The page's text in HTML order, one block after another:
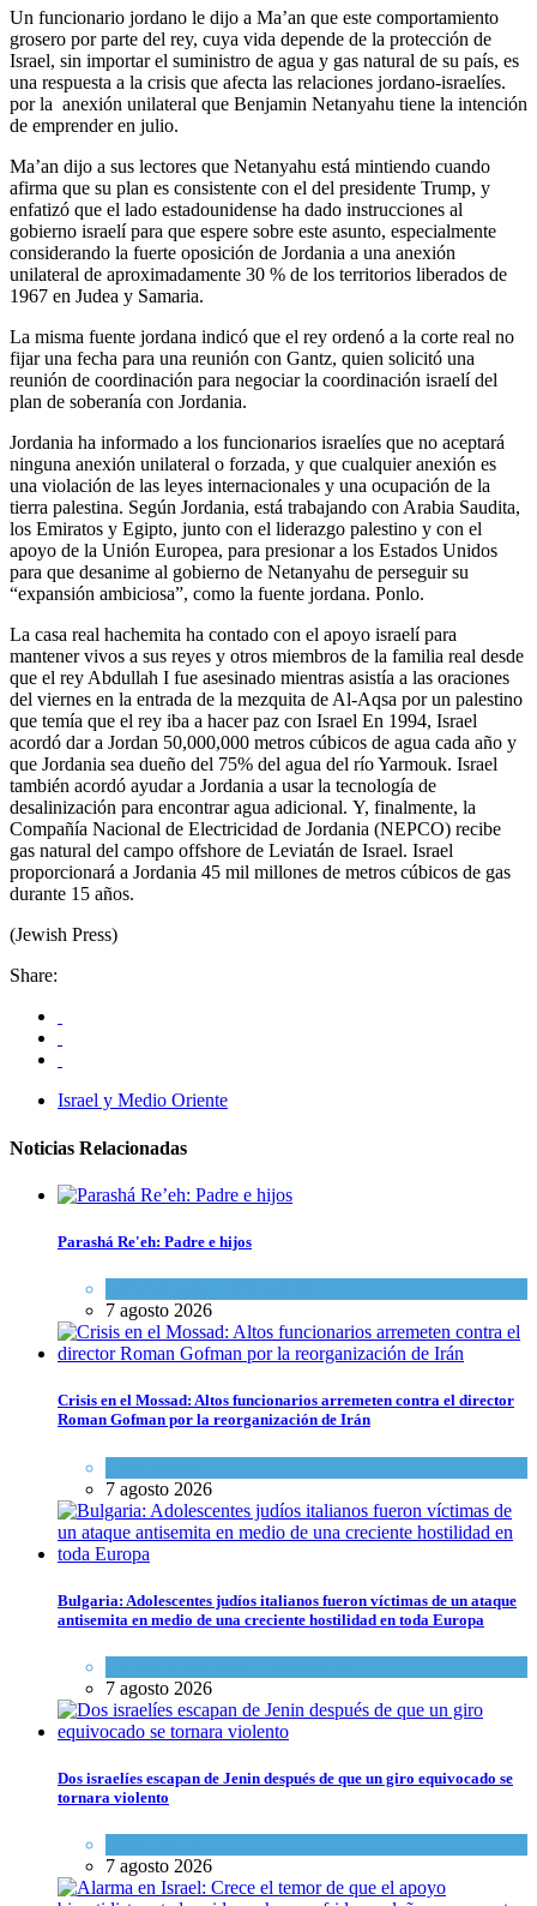
Un funcionario jordano le dijo a Ma’an que este comportamiento
grosero por parte del rey, cuya vida depende de la protección de
Israel, sin importar el suministro de agua y gas natural de su país, es
una respuesta a la crisis que afecta las relaciones jordano-israelíes.
por la anexión unilateral que Benjamin Netanyahu tiene la intención
de emprender en julio.
Ma’an dijo a sus lectores que Netanyahu está mintiendo cuando
afirma que su plan es consistente con el del presidente Trump, y
enfatizó que el lado estadounidense ha dado instrucciones al
gobierno israelí para que espere sobre este asunto, especialmente
considerando la fuerte oposición de Jordania a una anexión
unilateral de aproximadamente 30 % de los territorios liberados de
1967 en Judea y Samaria.
La misma fuente jordana indicó que el rey ordenó a la corte real no
fijar una fecha para una reunión con Gantz, quien solicitó una
reunión de coordinación para negociar la coordinación israelí del
plan de soberanía con Jordania.
Jordania ha informado a los funcionarios israelíes que no aceptará
ninguna anexión unilateral o forzada, y que cualquier anexión es
una violación de las leyes internacionales y una ocupación de la
tierra palestina. Según Jordania, está trabajando con Arabia Saudita,
los Emiratos y Egipto, junto con el liderazgo palestino y con el
apoyo de la Unión Europea, para presionar a los Estados Unidos
para que desanime al gobierno de Netanyahu de perseguir su
“expansión ambiciosa”, como la fuente jordana. Ponlo.
La casa real hachemita ha contado con el apoyo israelí para
mantener vivos a sus reyes y otros miembros de la familia real desde
que el rey Abdullah I fue asesinado mientras asistía a las oraciones
del viernes en la entrada de la mezquita de Al-Aqsa por un palestino
que temía que el rey iba a hacer paz con Israel En 1994, Israel
acordó dar a Jordan 50,000,000 metros cúbicos de agua cada año y
que Jordania sea dueño del 75% del agua del río Yarmouk. Israel
también acordó ayudar a Jordania a usar la tecnología de
desalinización para encontrar agua adicional. Y, finalmente, la
Compañía Nacional de Electricidad de Jordania (NEPCO) recibe
gas natural del campo offshore de Leviatán de Israel. Israel
proporcionará a Jordania 45 mil millones de metros cúbicos de gas
durante 15 años.
(Jewish Press)
Share:
Israel y Medio Oriente
Noticias Relacionadas
Parashá Re'eh: Padre e hijos
7 agosto 2026
Crisis en el Mossad: Altos funcionarios arremeten contra el director
Roman Gofman por la reorganización de Irán
7 agosto 2026
Bulgaria: Adolescentes judíos italianos fueron víctimas de un ataque
antisemita en medio de una creciente hostilidad en toda Europa
7 agosto 2026
Dos israelíes escapan de Jenin después de que un giro equivocado se
tornara violento
7 agosto 2026